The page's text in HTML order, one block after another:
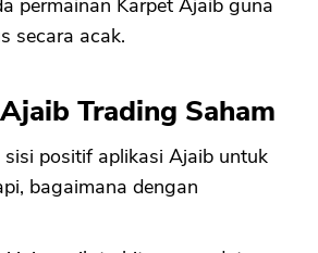
permainan Karpet Ajaib guna
secara acak.
Trading Saham
sisi positif aplikasi Ajaib untuk
bagaimana dengan